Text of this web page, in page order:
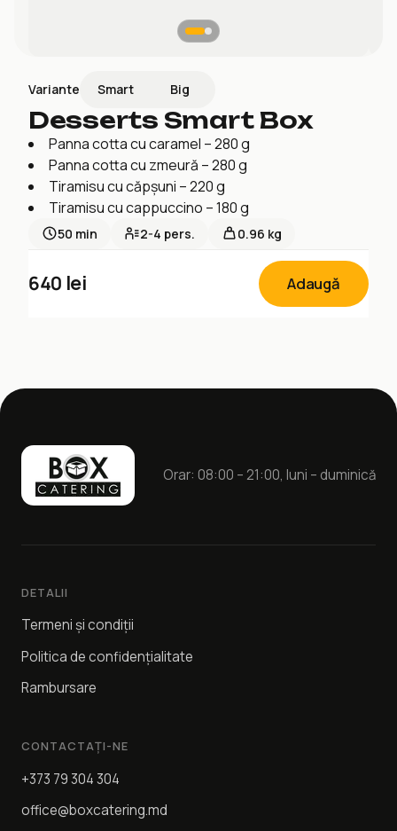
Variante Smart Big
Desserts Smart Box
Panna cotta cu caramel – 280 g
Panna cotta cu zmeură – 280 g
Tiramisu cu căpșuni – 220 g
Tiramisu cu cappuccino – 180 g
50 min 2-4 pers. 0.96 kg
640 lei Adaugă
Orar: 08:00 – 21:00, luni – duminică
DETALII
Termeni și condiții
Politica de confidențialitate
Rambursare
CONTACTAȚI-NE
+373 79 304 304
office@boxcatering.md